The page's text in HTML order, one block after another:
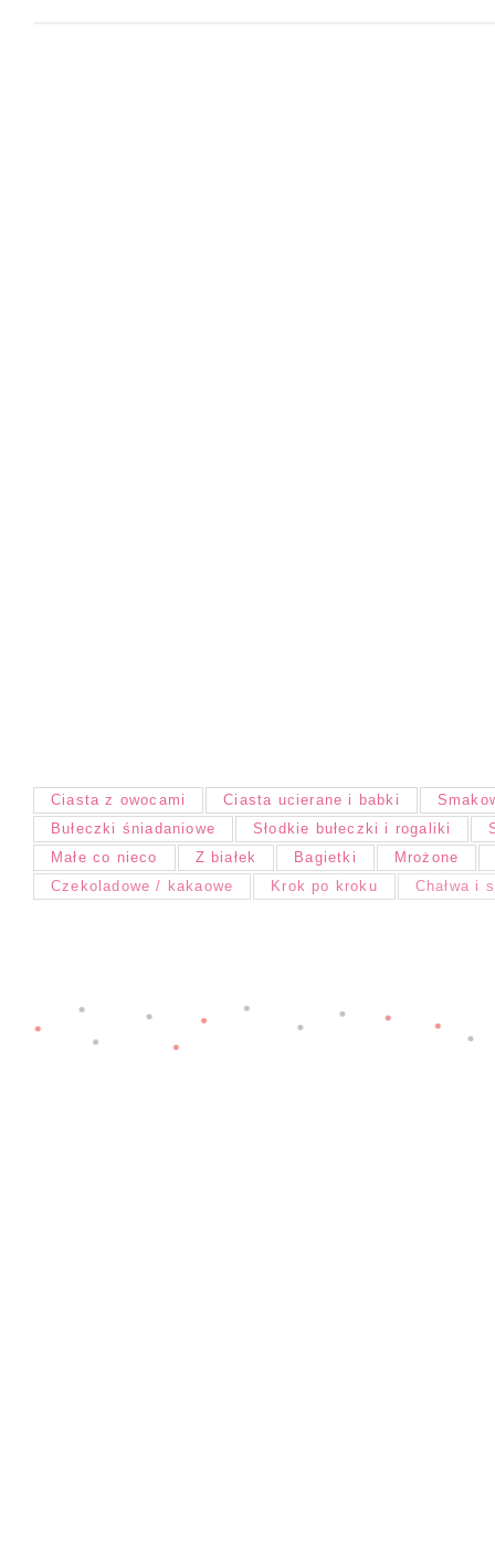
Ciasta z owocami Ciasta ucierane i babki
Bułeczki śniadaniowe
Słodkie bułeczki i rogaliki
Małe co nieco
Z białek Bagietki
Mrożone
Czekoladowe / kakaowe
Krok po kroku Chałwa i